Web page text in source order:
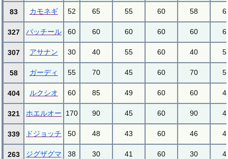
83 カモネギ 52 65 55 60 58
327 パッチール 60 60 60 60 60
307 アサナン 30 40 55 60 40
58 ガーディ 55 70 45 60 70
404 ルクシオ 60 85 49 60 60
321 ホエルオー 170 90 45 60 90
339 ドジョッチ 50 48 43 60 46
263 ジグザグマ 38 30 41 60 30